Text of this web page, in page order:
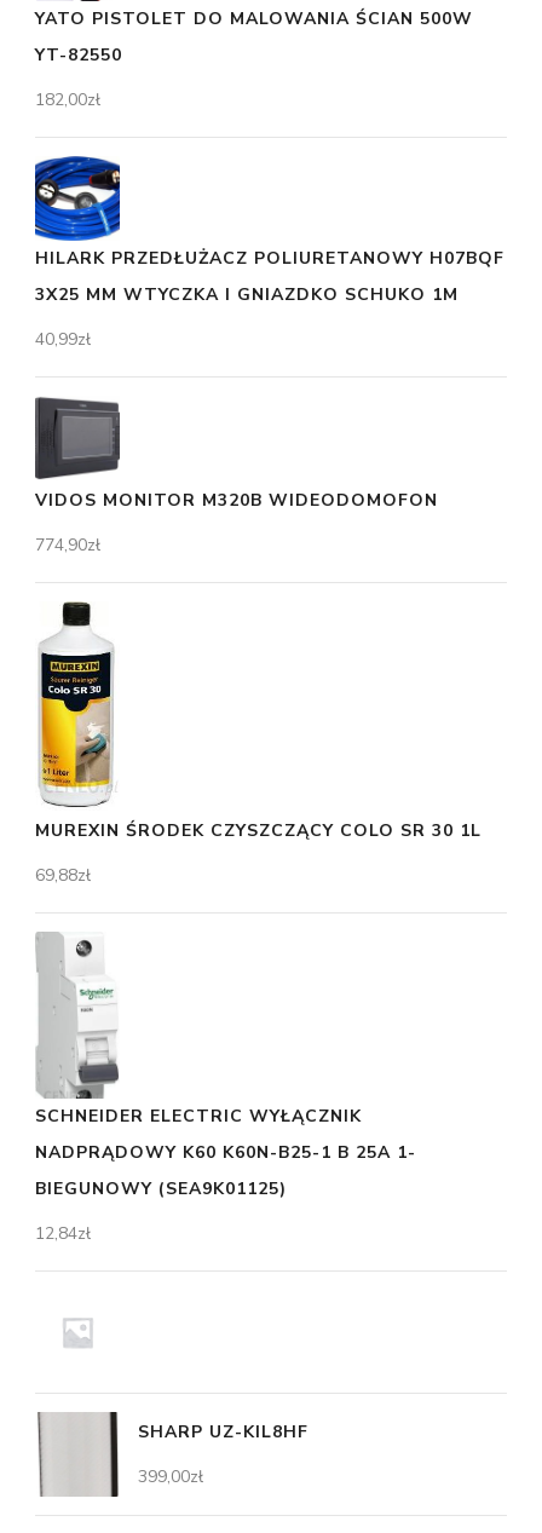
YATO PISTOLET DO MALOWANIA ŚCIAN 500W
YT-82550
182,00zł
HILARK PRZEDŁUŻACZ POLIURETANOWY H07BQF
3X25 MM WTYCZKA I GNIAZDKO SCHUKO 1M
40,99zł
VIDOS MONITOR M320B WIDEODOMOFON
774,90zł
MUREXIN ŚRODEK CZYSZCZĄCY COLO SR 30 1L
69,88zł
SCHNEIDER ELECTRIC WYŁĄCZNIK
NADPRĄDOWY K60 K60N-B25-1 B 25A 1-
BIEGUNOWY (SEA9K01125)
12,84zł
SHARP UZ-KIL8HF
399,00zł